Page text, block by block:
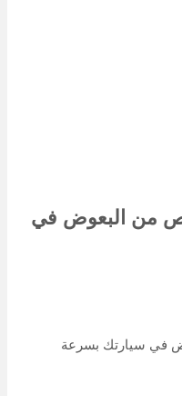
من البعوض في
في سيارتك بسرعة